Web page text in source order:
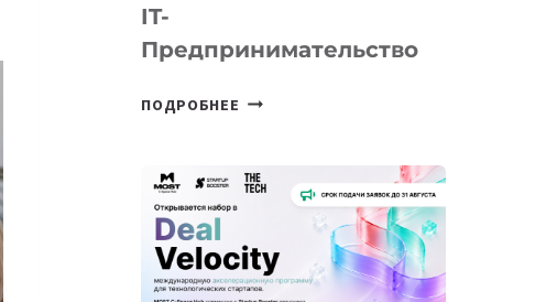
IT-
Предпринимательство
ПОДРОБНЕЕ ОТ
АЛМАТЫ:
YOUTH
CAMP